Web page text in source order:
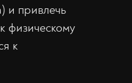
и привлечь
физическому
к